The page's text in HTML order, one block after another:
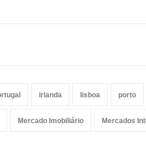
irlanda lisboa porto
Mercado Imobiliário Mercados